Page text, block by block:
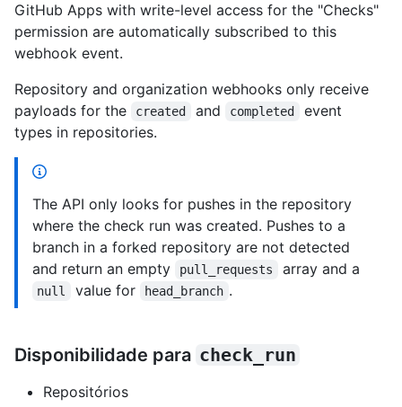
GitHub Apps with write-level access for the "Checks"
permission are automatically subscribed to this
webhook event.
Repository and organization webhooks only receive
payloads for the
created and completed
event
types in repositories.
The API only looks for pushes in the repository
where the check run was created. Pushes to a
branch in a forked repository are not detected
and return an empty
pull_requests array and a
null value for head_branch .
Disponibilidade para check_run
Repositórios